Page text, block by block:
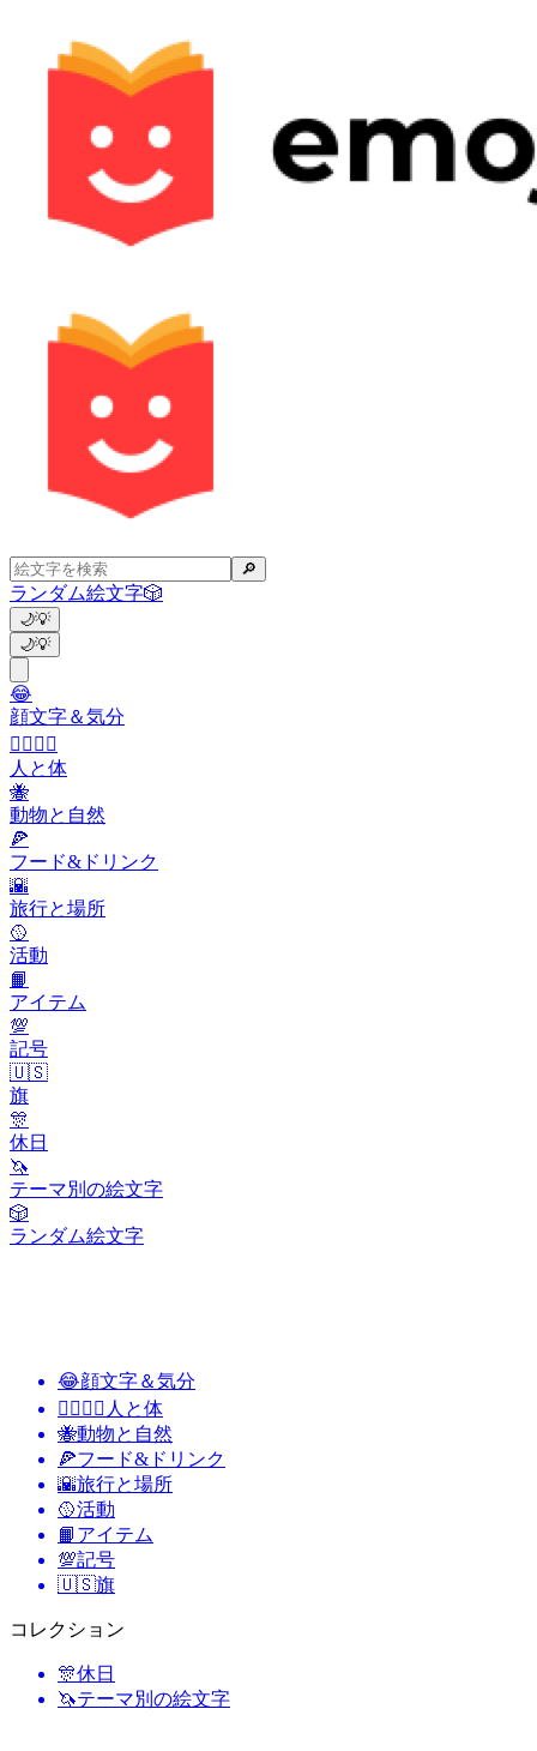
🔎
ランダム絵文字🎲
🌙💡
🌙💡
😂
顔文字＆気分
👩‍❤️‍💋‍👨
人と体
🐝
動物と自然
🍕
フード&ドリンク
🌇
旅行と場所
🥎
活動
📙
アイテム
💯
記号
🇺🇸
旗
🎊
休日
🦄
テーマ別の絵文字
🎲
ランダム絵文字
😂顔文字＆気分
👩‍❤️‍💋‍👨 人と体
🐝動物と自然
🍕フード&ドリンク
🌇旅行と場所
🥎活動
📙 アイテム
💯記号
🇺🇸旗
コレクション
🎊休日
🦄テーマ別の絵文字